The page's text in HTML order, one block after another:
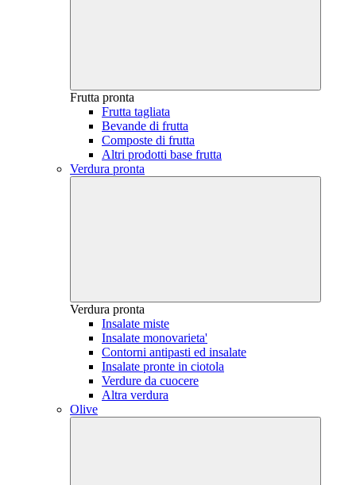
Frutta pronta
Frutta tagliata
Bevande di frutta
Composte di frutta
Altri prodotti base frutta
Verdura pronta
Verdura pronta
Insalate miste
Insalate monovarieta'
Contorni antipasti ed insalate
Insalate pronte in ciotola
Verdure da cuocere
Altra verdura
Olive